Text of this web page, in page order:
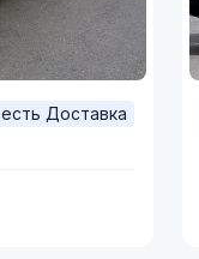
есть Доставка